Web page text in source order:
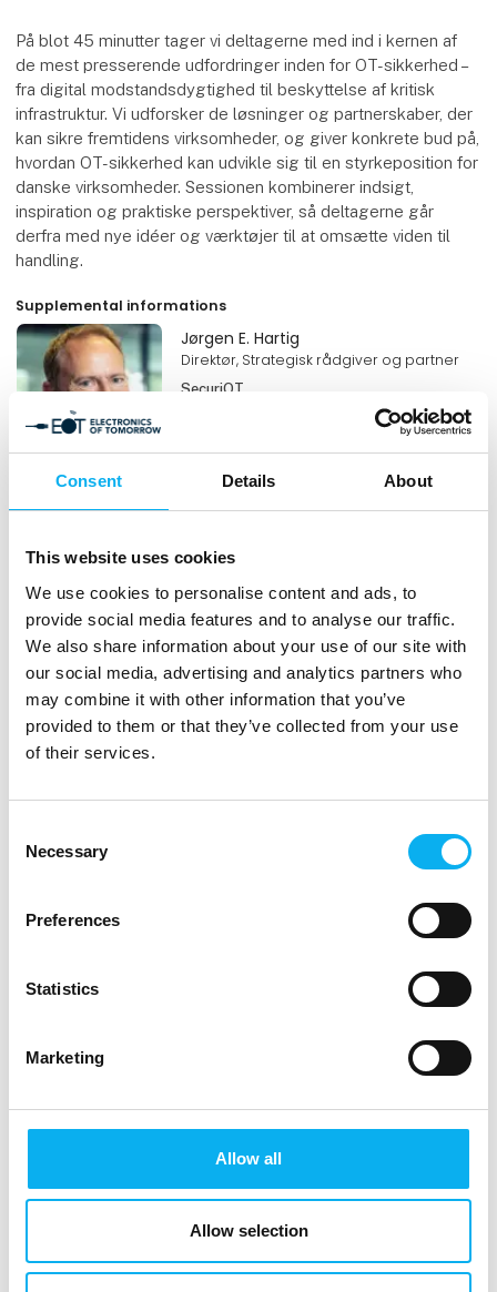
Consent Details About
This website uses cookies
We use cookies to personalise content and ads, to
provide social media features and to analyse our traffic.
We also share information about your use of our site with
our social media, advertising and analytics partners who
may combine it with other information that you’ve
provided to them or that they’ve collected from your use
of their services.
Selection
Necessary
Preferences
Statistics
Marketing
Allow all
Allow selection
På blot 45 minutter tager vi deltagerne med ind i kernen af
de mest presserende udfordringer inden for OT-sikkerhed –
fra digital modstandsdygtighed til beskyttelse af kritisk
infrastruktur. Vi udforsker de løsninger og partnerskaber, der
kan sikre fremtidens virksomheder, og giver konkrete bud på,
hvordan OT-sikkerhed kan udvikle sig til en styrkeposition for
danske virksomheder. Sessionen kombinerer indsigt,
inspiration og praktiske perspektiver, så deltagerne går
derfra med nye idéer og værktøjer til at omsætte viden til
handling.
Supplemental informations
Jørgen E. Hartig
Direktør, Strategisk rådgiver og partner
SecuriOT
Morten Von Seelen
Cyber Risk Partnerships- TRUESEC
Gert Læssøe Mikkelsen
Head of Security Lab, PhD
Alexandra Instituttet
Cyber Security